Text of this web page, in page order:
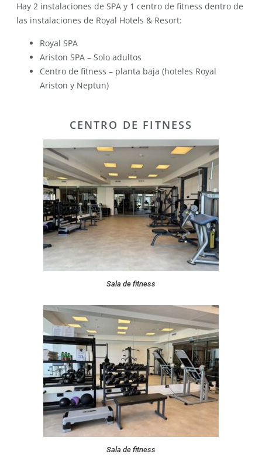
Hay 2 instalaciones de SPA y 1 centro de fitness dentro de
las instalaciones de Royal Hotels & Resort:
Royal SPA
Ariston SPA – Solo adultos
Centro de fitness – planta baja (hoteles Royal
Ariston y Neptun)
CENTRO DE FITNESS
Sala de fitness
Sala de fitness